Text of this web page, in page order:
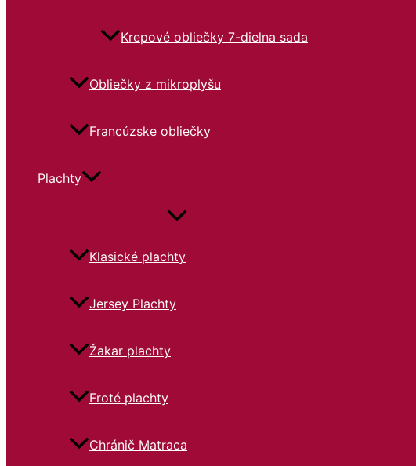
Krepové obliečky 7-dielna sada
Obliečky z mikroplyšu
Francúzske obliečky
Plachty
Klasické plachty
Jersey Plachty
Žakar plachty
Froté plachty
Chránič Matraca